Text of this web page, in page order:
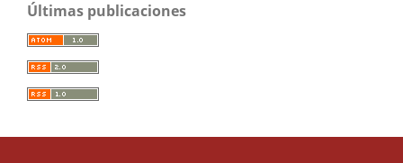
Últimas publicaciones